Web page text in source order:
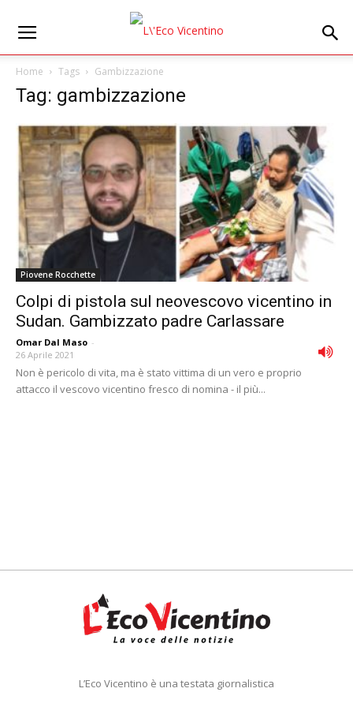
Home Tags Gambizzazione
Tag: gambizzazione
Piovene Rocchette
Colpi di pistola sul neovescovo vicentino in
Sudan. Gambizzato padre Carlassare
Omar Dal Maso -
26 Aprile 2021
Non è pericolo di vita, ma è stato vittima di un vero e proprio
attacco il vescovo vicentino fresco di nomina - il più...
L’Eco Vicentino è una testata giornalistica